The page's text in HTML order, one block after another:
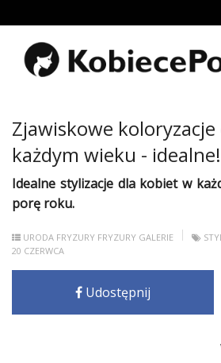
Uroda
Miłość
Rodzina
&
Dziecko
Przepisy
kulinarne
Wnętrza
Zjawiskowe
każdym wieku - idealne!
Idealne stylizacjedla kobietw
porę roku.
URODA FRYZURY FRYZURY GALERIE
20 CZERWCA
Udostępnij